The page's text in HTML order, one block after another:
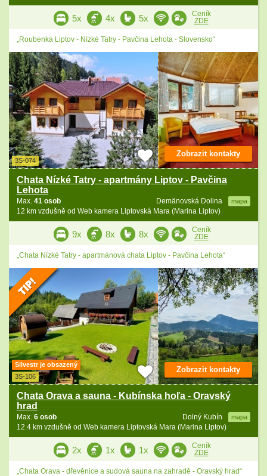
5x 4x 5x
Ceník
ZDE
„Roubenka Liptov - Nízké Tatry - Pavčina Lehota - Slovensko“
3S-074
Chata Nízké Tatry - apartmány Liptov - Pavčina
Lehota
Demänovská Dolina mapa
Max. 41 osob
12 km vzdušně od Web kamera Liptovská Mara (Marina Liptov)
Zobrazit kontakty
9x 8x 8x
Ceník
ZDE
„Chata Nízké Tatry - apartmánová chata Liptov - Pavčina Lehota“
Silvestr je obsazený
3S-106
Chata Orava a sauna - Kubínska hoľa - Oravský
hrad
Dolný Kubín mapa
Max. 6 osob
12.4 km vzdušně od Web kamera Liptovská Mara (Marina Liptov)
Zobrazit kontakty
2x 1x 1x
Ceník
ZDE
„Chata Orava - dřevěnice a sudová sauna na zahradě - Oravský hrad“